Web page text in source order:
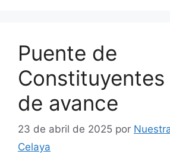
Puente de
Constituyentes
de avance
23 de abril de 2025 por
Celaya